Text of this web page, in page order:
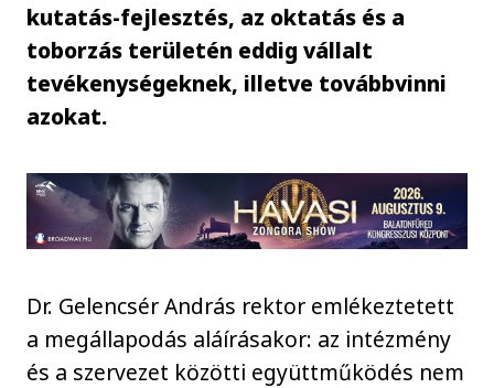
kutatás-fejlesztés, az oktatás és a
toborzás területén eddig vállalt
tevékenységeknek, illetve továbbvinni
azokat.
Dr. Gelencsér András rektor emlékeztetett
a megállapodás aláírásakor: az intézmény
és a szervezet közötti együttműködés nem